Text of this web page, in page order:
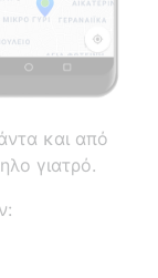
και από
γιατρό.